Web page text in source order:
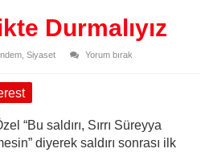
Durmalıyız
, Siyaset
Yorum bırak
“Bu saldırı, Sırrı Süreyya
diyerek saldırı sonrası ilk